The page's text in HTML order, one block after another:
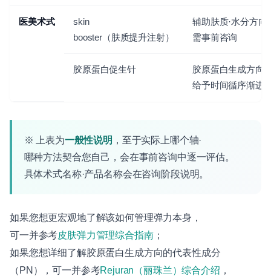
医美术式
skin
booster（肤质提升注射）
辅助肤质·水分方向
需事前咨询
胶原蛋白促生针
胶原蛋白生成方向 ·
给予时间循序渐进
※ 上表为一般性说明 ，至于实际上哪个轴·
哪种方法契合您自己，会在事前咨询中逐一评估。
具体术式名称·产品名称会在咨询阶段说明。
如果您想更宏观地了解该如何管理弹力本身，
可一并参考皮肤弹力管理综合指南；
如果您想详细了解胶原蛋白生成方向的代表性成分
（PN），可一并参考Rejuran（丽珠兰）综合介绍 ，